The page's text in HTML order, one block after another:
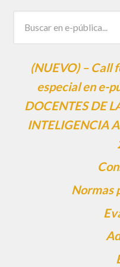
(NUEVO) – Call
especial en e-
DOCENTES DE
INTELIGENCIA
Normas